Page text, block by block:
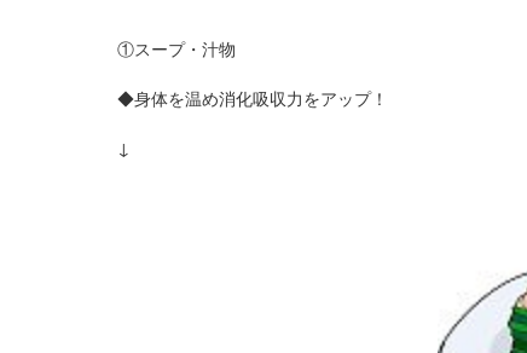
①スープ・汁物
◆身体を温め消化吸収力をアップ！
↓